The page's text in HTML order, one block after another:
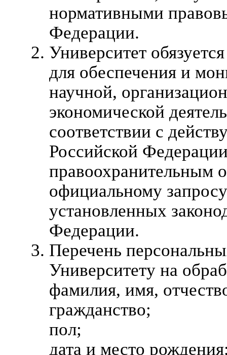
нормативными
Федерации.
Университет
для обеспечения и
научной,
экономической
соответствии с
Российской
официальному
установленных
Федерации.
Перечень
Университету на
фамилия, имя,
гражданство;
пол;
дата и место